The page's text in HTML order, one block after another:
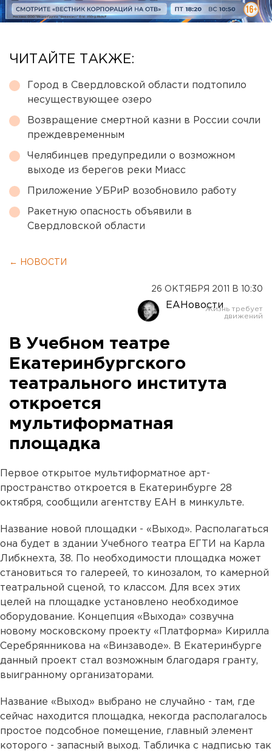
ЧИТАЙТЕ ТАКЖЕ:
Город в Свердловской области подтопило
несуществующее озеро
Возвращение смертной казни в России сочли
преждевременным
Челябинцев предупредили о возможном
выходе из берегов реки Миасс
Приложение УБРиР возобновило работу
Ракетную опасность объявили в
Свердловской области
← НОВОСТИ
26 ОКТЯБРЯ 2011 В 10:30
ЕАНовости
В Учебном театре
Екатеринбургского
театрального института
откроется
мультиформатная
площадка
Первое открытое мультиформатное арт-
пространство откроется в Екатеринбурге 28
октября, сообщили агентству ЕАН в минкульте.
Название новой площадки - «Выход». Располагаться
она будет в здании Учебного театра ЕГТИ на Карла
Либкнехта, 38. По необходимости площадка может
становиться то галереей, то кинозалом, то камерной
театральной сценой, то классом. Для всех этих
целей на площадке установлено необходимое
оборудование. Концепция «Выхода» созвучна
новому московскому проекту «Платформа» Кирилла
Серебрянникова на «Винзаводе». В Екатеринбурге
данный проект стал возможным благодаря гранту,
выигранному организаторами.
Название «Выход» выбрано не случайно - там, где
сейчас находится площадка, некогда располагалось
простое подсобное помещение, главный элемент
которого - запасный выход. Табличка с надписью так